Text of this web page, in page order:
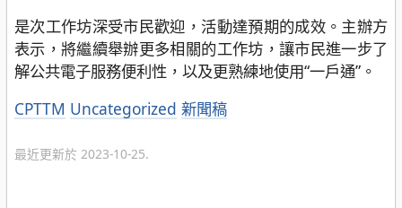
是次工作坊深受市民歡迎，活動達預期的成效。主辦方
表示，將繼續舉辦更多相關的工作坊，讓市民進一步了
解公共電子服務便利性，以及更熟練地使用“一戶通”。
分
CPTTM Uncategorized 新聞稿
最近更新於 2023-10-25.